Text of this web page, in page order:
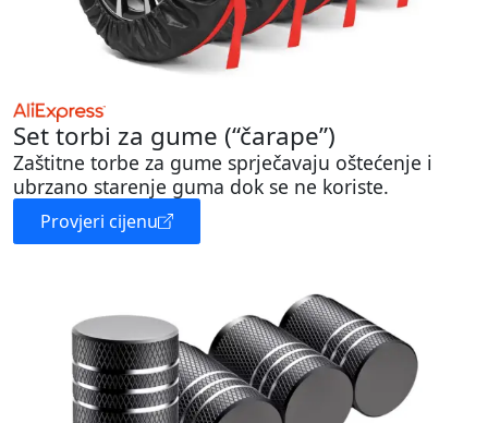
Set torbi za gume (“čarape”)
Zaštitne torbe za gume sprječavaju oštećenje i
ubrzano starenje guma dok se ne koriste.
Provjeri cijenu